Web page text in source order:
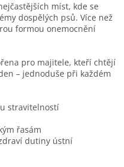
míst, kde se
dospělých psů. Více než
formou onemocnění
pro majitele, kteří chtějí
– jednoduše při každém
stravitelností
řasám
dutiny ústní